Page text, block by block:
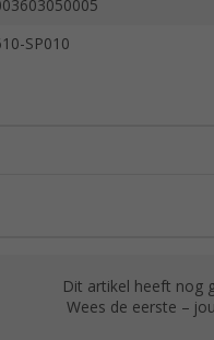
SP010
Dit artikel heeft nog
Wees de eerste –